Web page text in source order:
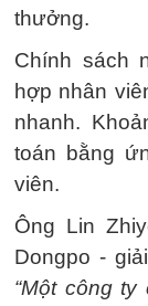
thưởng.
Chính sách
hợp nhân
nhanh.
toán bằng
viên.
Ông Lin
Dongpo -
“Một công